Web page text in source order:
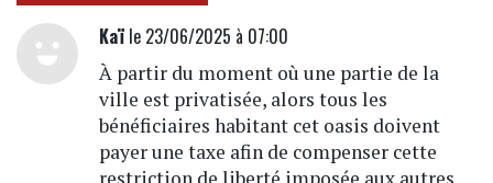
Kaïle 23/06/2025 à 07:00
À partir du moment où une partie de la
ville est privatisée, alors tous les
bénéficiaires habitant cet oasis doivent
payer une taxe afin de compenser cette